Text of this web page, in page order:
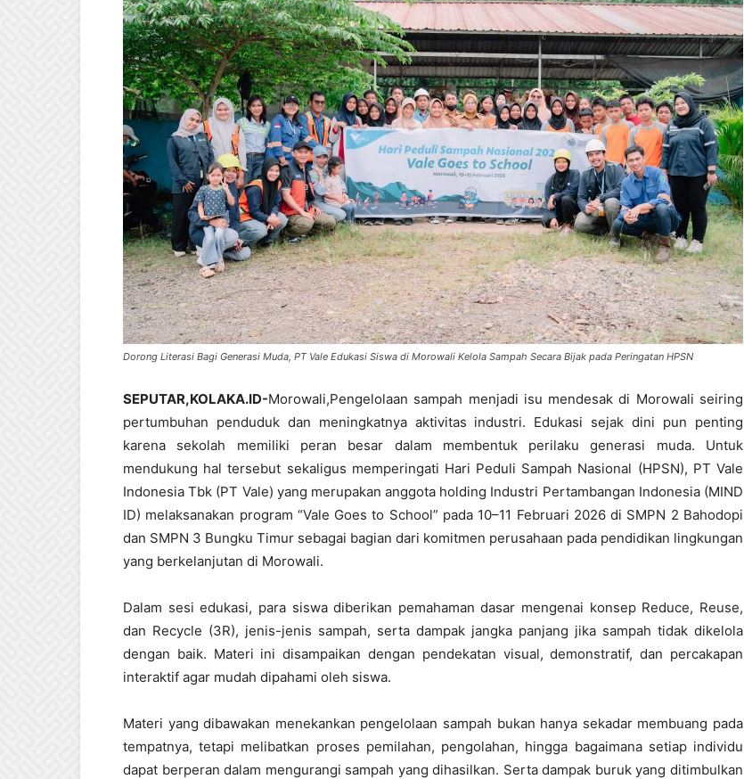
Dorong Literasi Bagi Generasi Muda, PT Vale Edukasi Siswa di Morowali Kelola Sampah Secara Bijak pada Peringatan HPSN
SEPUTAR,KOLAKA.ID-Morowali,Pengelolaan sampah menjadi isu mendesak di Morowali seiring
pertumbuhan penduduk dan meningkatnya aktivitas industri. Edukasi sejak dini pun penting
karena sekolah memiliki peran besar dalam membentuk perilaku generasi muda. Untuk
mendukung hal tersebut sekaligus memperingati Hari Peduli Sampah Nasional (HPSN), PT Vale
Indonesia Tbk (PT Vale) yang merupakan anggota holding Industri Pertambangan Indonesia (MIND
ID) melaksanakan program “Vale Goes to School” pada 10–11 Februari 2026 di SMPN 2 Bahodopi
dan SMPN 3 Bungku Timur sebagai bagian dari komitmen perusahaan pada pendidikan lingkungan
yang berkelanjutan di Morowali.
Dalam sesi edukasi, para siswa diberikan pemahaman dasar mengenai konsep Reduce, Reuse,
dan Recycle (3R), jenis-jenis sampah, serta dampak jangka panjang jika sampah tidak dikelola
dengan baik. Materi ini disampaikan dengan pendekatan visual, demonstratif, dan percakapan
interaktif agar mudah dipahami oleh siswa.
Materi yang dibawakan menekankan pengelolaan sampah bukan hanya sekadar membuang pada
tempatnya, tetapi melibatkan proses pemilahan, pengolahan, hingga bagaimana setiap individu
dapat berperan dalam mengurangi sampah yang dihasilkan. Serta dampak buruk yang ditimbulkan